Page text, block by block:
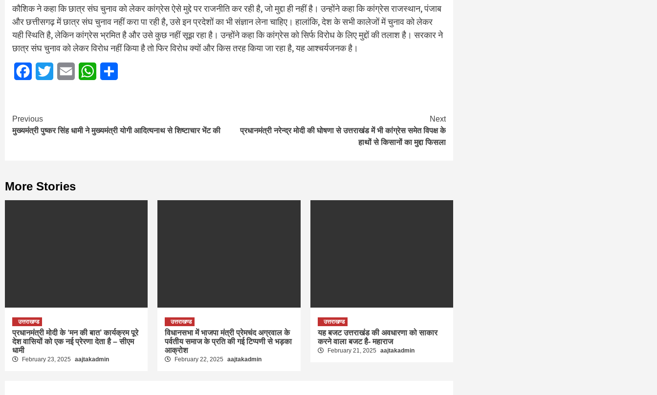
कौशिक ने कहा कि छात्र संघ चुनाव को लेकर कांग्रेस ऐसे मुद्दे पर राजनीति कर रही है, जो मुद्दा ही नहीं है। उन्होंने कहा कि कांग्रेस राजस्थान, पंजाब
और छत्तीसगढ़ में छात्र संघ चुनाव नहीं करा पा रही है, उसे इन प्रदेशों का भी संज्ञान लेना चाहिए। हालांकि, देश के सभी कालेजों में चुनाव को लेकर
यही स्थिति है, लेकिन कांग्रेस भ्रमित है और उसे कुछ नहीं सूझ रहा है। उन्होंने कहा कि कांग्रेस को सिर्फ विरोध के लिए मुद्दों की तलाश है। सरकार ने
छात्र संघ चुनाव को लेकर विरोध नहीं किया है तो फिर विरोध क्यों और किस तरह किया जा रहा है, यह आश्चर्यजनक है।
FacebookTwitter Email WhatsApp
Continue
Reading
Previous
मुख्यमंत्री पुष्कर सिंह धामी ने मुख्यमंत्री योगी आदित्यनाथ से शिष्टाचार भेंट की
Next
प्रधानमंत्री नरेन्द्र मोदी की घोषणा से उत्तराखंड में भी कांग्रेस समेत विपक्ष के
हाथों से किसानों का मुद्दा फिसला
More Stories
उत्तराखण्ड
प्रधानमंत्री मोदी के ‘मन की बात’ कार्यक्रम पूरे
देश वासियों को एक नई प्रेरणा देता है – सीएम
धामी
February 23, 2025 aajtakadmin
उत्तराखण्ड
विधानसभा में भाजपा मंत्री प्रेमचंद अग्रवाल के
पर्वतीय समाज के प्रति की गई टिप्पणी से भड़का
आक्रोश
February 22, 2025 aajtakadmin
उत्तराखण्ड
यह बजट उत्तराखंड की अवधारणा को साकार
करने वाला बजट है- महाराज
February 21, 2025 aajtakadmin